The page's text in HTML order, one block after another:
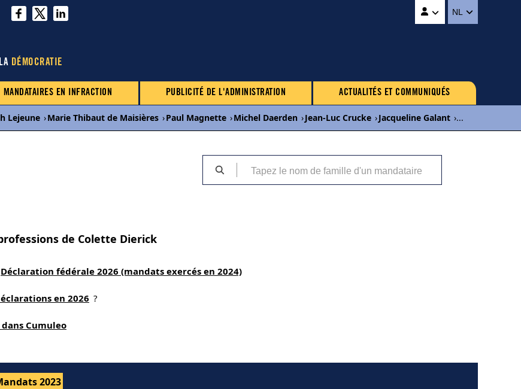
NL
DÉMOCRATIE
MANDATAIRES EN INFRACTION PUBLICITÉ DE L'ADMINISTRATION ACTUALITÉS ET COMMUNIQUÉS
Lejeune ›Marie Thibaut de Maisières ›Paul Magnette ›Michel Daerden ›Jean-Luc Crucke ›Jacqueline Galant ›...
de Colette Dierick
Déclaration fédérale 2026 (mandats exercés en 2024)
en 2026 ?
Cumuleo
2023